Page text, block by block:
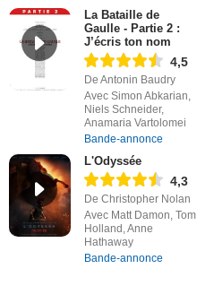
La Bataille de
Gaulle - Partie 2 :
J’écris ton nom
4,5
De Antonin Baudry
Avec Simon Abkarian,
Niels Schneider,
Anamaria Vartolomei
Bande-annonce
L'Odyssée
4,3
De Christopher Nolan
Avec Matt Damon, Tom
Holland, Anne
Hathaway
Bande-annonce